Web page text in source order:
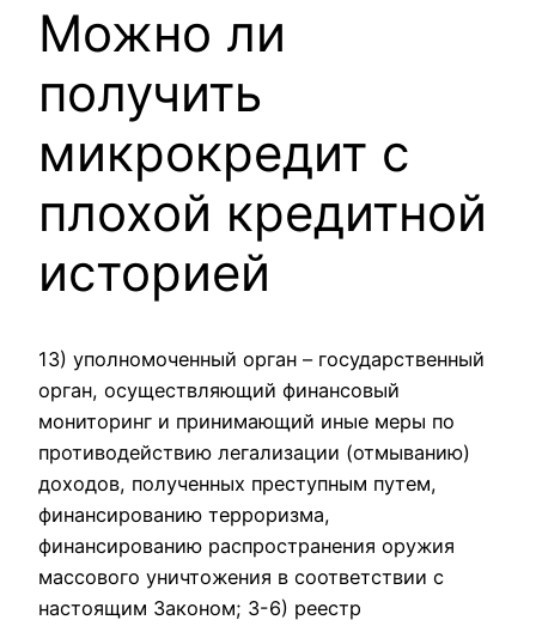
Можно ли
получить
микрокредит с
плохой кредитной
историей
13) уполномоченный орган – государственный
орган, осуществляющий финансовый
мониторинг и принимающий иные меры по
противодействию легализации (отмыванию)
доходов, полученных преступным путем,
финансированию терроризма,
финансированию распространения оружия
массового уничтожения в соответствии с
настоящим Законом; 3-6) реестр